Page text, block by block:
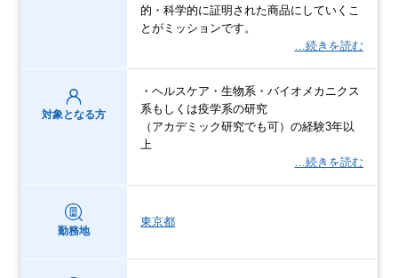
的・科学的に証明された商品にしていくこ
とがミッションです。
…続きを読む
対象となる方
・ヘルスケア・生物系・バイオメカニクス
系もしくは疫学系の研究
（アカデミック研究でも可）の経験3年以
上
…続きを読む
勤務地
東京都